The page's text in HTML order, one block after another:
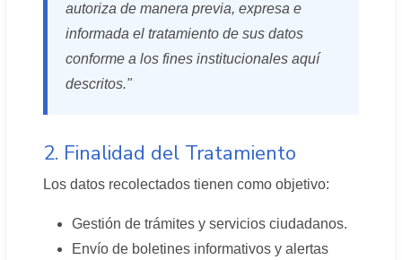
autoriza de manera previa, expresa e
informada el tratamiento de sus datos
conforme a los fines institucionales aquí
descritos."
2. Finalidad del Tratamiento
Los datos recolectados tienen como objetivo:
Gestión de trámites y servicios ciudadanos.
Envío de boletines informativos y alertas